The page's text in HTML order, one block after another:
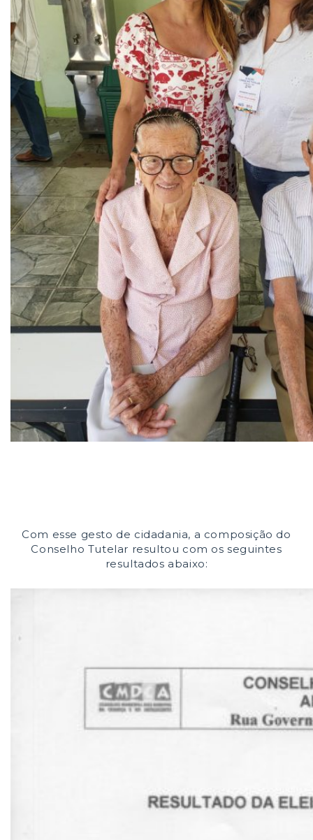
Com esse gesto de cidadania, a composição do
Conselho Tutelar resultou com os seguintes
resultados abaixo: